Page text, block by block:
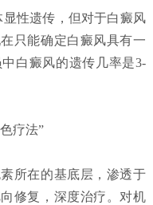
性遗传，但对于白癜风
只能确定白癜风具有一
白癜风的遗传几率是3-
疗法”
所在的基底层，渗透于
修复，深度治疗。对机